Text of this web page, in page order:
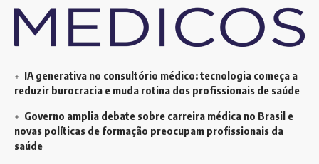
IA generativa no consultório médico: tecnologia começa a
reduzir burocracia e muda rotina dos profissionais de saúde
Governo amplia debate sobre carreira médica no Brasil e
novas políticas de formação preocupam profissionais da
saúde